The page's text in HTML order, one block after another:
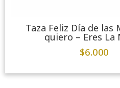
Taza Feliz Día de las
quiero – Eres La
$6.000